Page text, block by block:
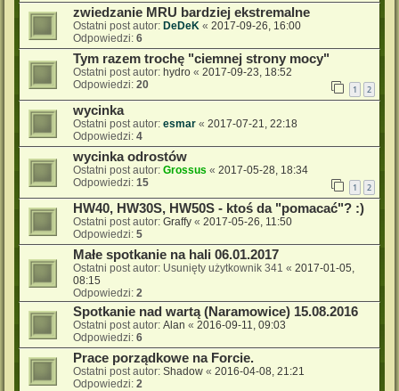
zwiedzanie MRU bardziej ekstremalne
Ostatni post autor: DeDeK « 2017-09-26, 16:00
Odpowiedzi: 6
Tym razem trochę "ciemnej strony mocy"
Ostatni post autor: hydro « 2017-09-23, 18:52
Odpowiedzi: 20 1 2
wycinka
Ostatni post autor: esmar « 2017-07-21, 22:18
Odpowiedzi: 4
wycinka odrostów
Ostatni post autor: Grossus « 2017-05-28, 18:34
Odpowiedzi: 15 1 2
HW40, HW30S, HW50S - ktoś da "pomacać"? :)
Ostatni post autor: Graffy « 2017-05-26, 11:50
Odpowiedzi: 5
Małe spotkanie na hali 06.01.2017
Ostatni post autor: Usunięty użytkownik 341 « 2017-01-05,
08:15
Odpowiedzi: 2
Spotkanie nad wartą (Naramowice) 15.08.2016
Ostatni post autor: Alan « 2016-09-11, 09:03
Odpowiedzi: 6
Prace porządkowe na Forcie.
Ostatni post autor: Shadow « 2016-04-08, 21:21
Odpowiedzi: 2